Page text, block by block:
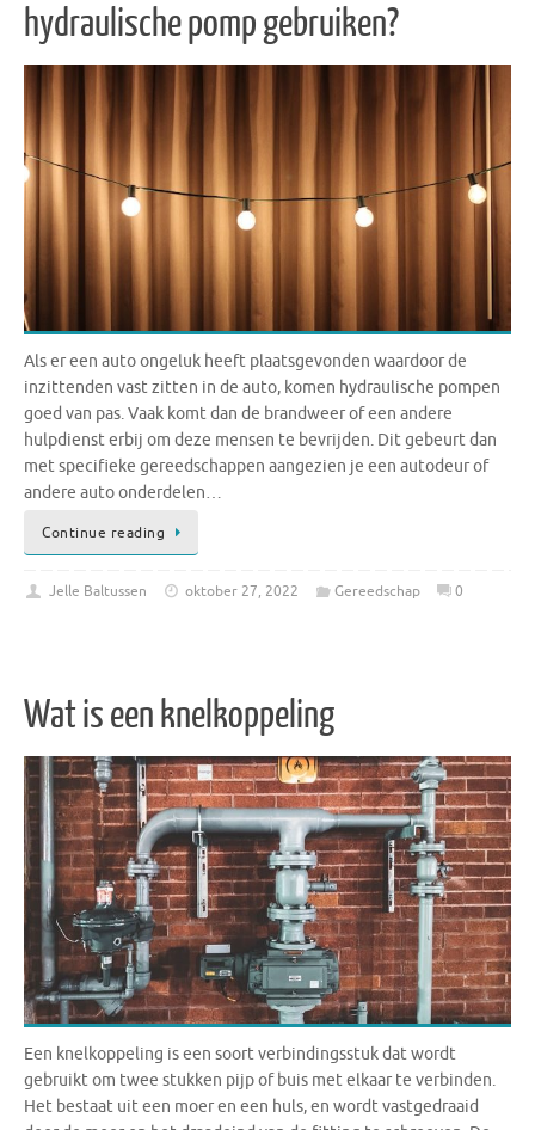
hydraulische pomp gebruiken?
Als er een auto ongeluk heeft plaatsgevonden waardoor de
inzittenden vast zitten in de auto, komen hydraulische pompen
goed van pas. Vaak komt dan de brandweer of een andere
hulpdienst erbij om deze mensen te bevrijden. Dit gebeurt dan
met specifieke gereedschappen aangezien je een autodeur of
andere auto onderdelen…
Continue reading
Jelle Baltussen oktober 27, 2022 Gereedschap 0
Wat is een knelkoppeling
Een knelkoppeling is een soort verbindingsstuk dat wordt
gebruikt om twee stukken pijp of buis met elkaar te verbinden.
Het bestaat uit een moer en een huls, en wordt vastgedraaid